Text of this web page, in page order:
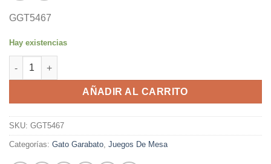
GGT5467
Hay existencias
Monkey Safari cantidad
AÑADIR AL CARRITO
SKU: GGT5467
Categorías: Gato Garabato Juegos De Mesa